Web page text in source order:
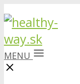
MENU